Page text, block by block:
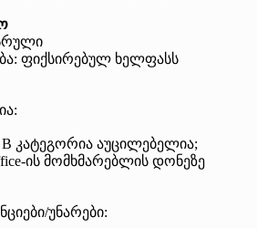
ფიქსირებულ ხელფასს
კატეგორია აუცილებელია;
ის მომხმარებლის დონეზე
უნარები: